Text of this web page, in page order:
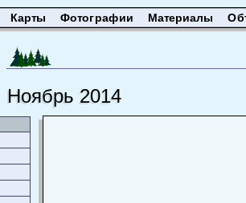
Карты Фотографии Материалы
2014